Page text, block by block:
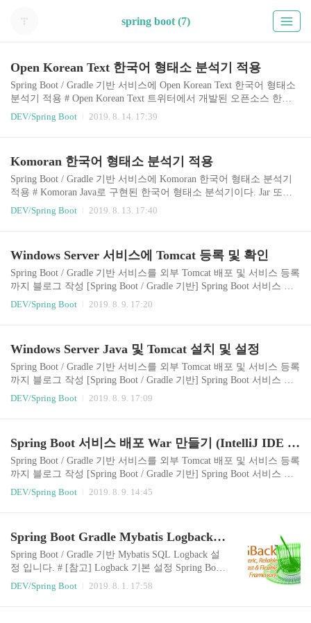
spring boot (7)
Open Korean Text 한국어 형태소 분석기 적용
Spring Boot / Gradle 기반 서비스에 Open Korean Text 한국어 형태소
분석기 적용 # Open Korean Text 트위터에서 개발된 오픈소스 한국
어 처리기이지만, 이제는 Open Korean Text 오픈소스로 변경되었다.
스칼라로 쓰인 Java 한국어 처리 라이브러리이며, 텍스트 정규화 형
브러리 다운로드 파일 다운로드 및 압축 해제 open-korean-text-2.1.0.j
ar 파일을 프로젝트 라이브러리 폴더에 복사 # Gradle build.gradle 설
정 Scala 라이브러리를 추가 ..
DEV/Spring Boot 2019. 8. 14. 17:39
Komoran 한국어 형태소 분석기 적용
Spring Boot / Gradle 기반 서비스에 Komoran 한국어 형태소 분석기
적용 # Komoran Java로 구현된 한국어 형태소 분석기이다. Jar 또는
Maven/Gradle 형태로 빌드 후 바로 사용이 가능하다. 외부 의존성이
없어서 설치 후 바로 사용 가능하기에 간단한 서비스에 적용해 사용
n 3.3.4 버전 설정 repositories { maven { url &#39;https://jitpack.io&#3
9; } } dependencies { implementation &#39;com.github.sh..
DEV/Spring Boot 2019. 8. 13. 17:40
Windows Server 서비스에 Tomcat 등록 및 확인
Spring Boot / Gradle 기반 서비스를 외부 Tomcat 배포 및 서비스 등록
까지 블로그 작성 [Spring Boot / Gradle 기반] Spring Boot 서비스 배
포 War 만들기 (IntelliJ IDE 사용) [Spring Boot / Gradle 기반] Window
s Server Java 및 Tomcat 설치 및 설정 [Spring Boot / Gradle 기반] Win
우 서비스 Tomcat 등록 윈도우 서비스 Tomcat 삭제 윈도우 서비스 T
omcat 확인 # Tomcat service.ba..
DEV/Spring Boot 2019. 8. 9. 17:20
Windows Server Java 및 Tomcat 설치 및 설정
Spring Boot / Gradle 기반 서비스를 외부 Tomcat 배포 및 서비스 등록
까지 블로그 작성 [Spring Boot / Gradle 기반] Spring Boot 서비스 배
포 War 만들기 (IntelliJ IDE 사용) [Spring Boot / Gradle 기반] Window
s Server Java 및 Tomcat 설치 및 설정 [Spring Boot / Gradle 기반] Win
서버에 배포 외부 톰캣 설정 시 아래 3가지 설정값을 꼭 넣어서 설정
해 줘야 다른 서비스와 충돌을 피할 수 있다. JRE_HOME 따로 설정
한..
DEV/Spring Boot 2019. 8. 9. 17:09
Spring Boot 서비스 배포 War 만들기 (IntelliJ IDE 사용)
Spring Boot / Gradle 기반 서비스를 외부 Tomcat 배포 및 서비스 등록
까지 블로그 작성 [Spring Boot / Gradle 기반] Spring Boot 서비스 배
포 War 만들기 (IntelliJ IDE 사용) [Spring Boot / Gradle 기반] Window
s Server Java 및 Tomcat 설치 및 설정 [Spring Boot / Gradle 기반] Win
ld war 파일 생성 Gradle Build war 파일 확인 # Gradle build.gradle 설..
DEV/Spring Boot 2019. 8. 9. 14:45
Spring Boot Gradle Mybatis Logback 설정
Spring Boot / Gradle 기반 Mybatis SQL Logback 설
정 입니다. # [참고] Logback 기본 설정 Spring Boot
Gradle Logback 설정 # Logback 설정 디렉토리 및
파일 구성 - src - main - resources - log - console.xml
DEV/Spring Boot 2019. 8. 1. 17:58